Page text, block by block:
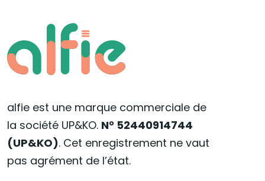
alfie est une marque commerciale de
la société UP&KO. N° 52440914744
(UP&KO). Cet enregistrement ne vaut
pas agrément de l’état.